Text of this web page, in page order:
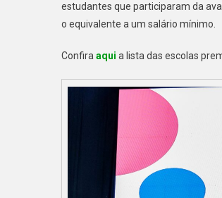
estudantes que participaram da
o equivalente a um salário mínimo.
Confiraaqui a lista das escolas